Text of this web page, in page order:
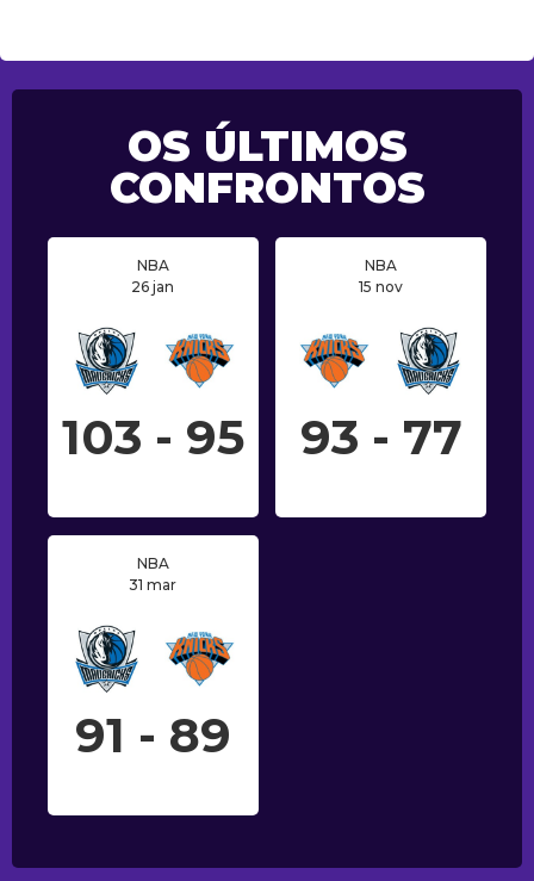
OS ÚLTIMOS
CONFRONTOS
NBA
26 jan
103 - 95
NBA
15 nov
93 - 77
NBA
31 mar
91 - 89